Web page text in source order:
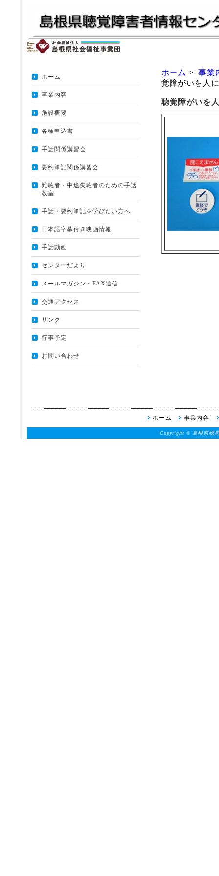
ホーム
事業内容
施設概要
各種申込書
手話関係講習会
要約筆記関係講習会
難聴者・中途失聴者のための手話
教室
手話・要約筆記を学びたい方へ
日本語字幕付き映画情報
手話動画
センターだより
メールマガジン・FAX通信
交通アクセス
リンク
行事予定
お問い合わせ
ホーム > 事業
覚障がいを人
聴覚障がいを
ホーム 事業内容
Copyright © 島根県聴